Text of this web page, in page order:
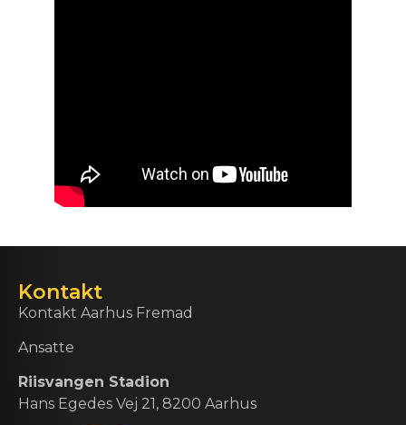
Kontakt
Kontakt Aarhus Fremad
Ansatte
Riisvangen Stadion
Hans Egedes Vej 21, 8200 Aarhus